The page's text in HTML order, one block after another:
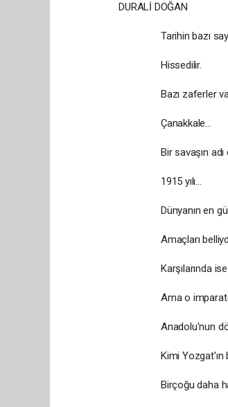
DURALİ DOĞAN
Tarihin bazı
Hissedilir.
Bazı zaferler vardır
Çanakkale…
Bir savaşın adı
1915 yılı…
Dünyanın en güçlü
Amaçları belliydi:
Karşılarında ise
Ama o
Anadolu'nun dört bir
Kimi Yozgat'ın
Birçoğu daha